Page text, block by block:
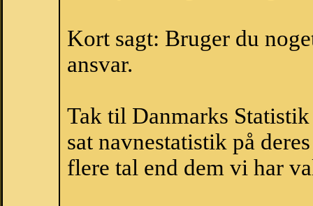
Kort sagt: Bruger du
ansvar.
Tak til Danmarks
sat navnestatistik på
flere tal end dem vi har